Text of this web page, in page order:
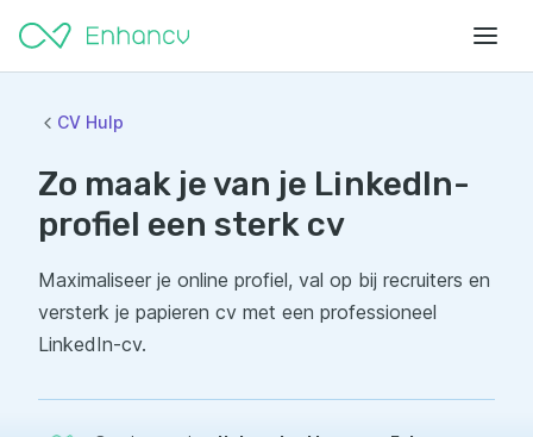
CV Hulp
Zo maak je van je LinkedIn-
profiel een sterk cv
Maximaliseer je online profiel, val op bij recruiters en
versterk je papieren cv met een professioneel
LinkedIn-cv.